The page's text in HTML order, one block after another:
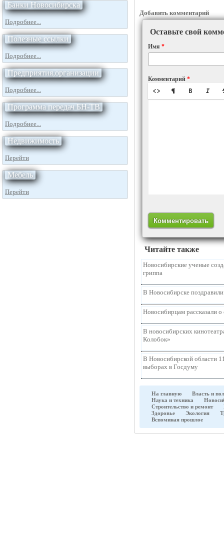
Банки Новосибирска
Подробнее...
Полезные ссылки
Подробнее...
Предприятия,организации
Подробнее...
Программа передач БН-ТВ
Подробнее...
Недвижимость
Перейти
Мебель
Перейти
Добавить комментарий
Оставьте свой
Имя *
Комментарий *
Читайте также
Новосибирские ученые
гриппа
В Новосибирске
Новосибирцам рассказали
В новосибирских
Колобок»
В Новосибирской области
выборах в Госдуму
На главную
Власть и
Наука и техника
Строительство и ремонт
Здоровье
Экология
Вспоминая прошлое